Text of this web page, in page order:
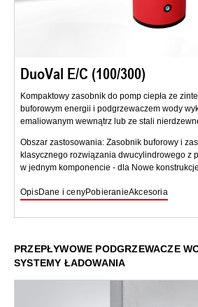
DuoVal E/C (100/300)
Kompaktowy zasobnik do pomp ciepła ze
buforowym energii i podgrzewaczem wody
emaliowanym wewnątrz lub ze stali
Obszar zastosowania: Zasobnik buforowy i
klasycznego rozwiązania dwucylindrowego z
w jednym komponencie - dla Nowe
OpisDane i cenyPobieranieAkcesoria
PRZEPŁYWOWE PODGRZEWACZE
SYSTEMY ŁADOWANIA